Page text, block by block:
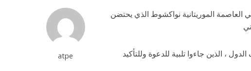
atpe
العاصمة الموريتانية نواكشوط الذي يحتضن
الذين جاءوا تلبية للدعوة وللتأكيد